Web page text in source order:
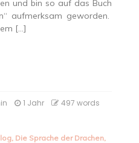
und bin so auf das Buch
aufmerksam geworden.
[…]
1 Jahr
497 words
, Die Sprache der Drachen,